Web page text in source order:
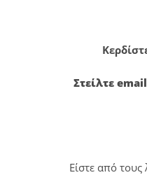
Στείλτε
Είστε από